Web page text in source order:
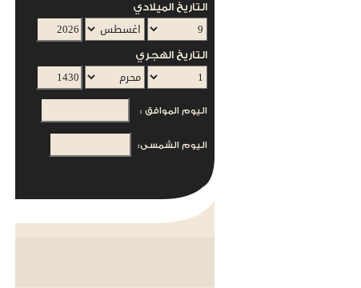
التاريخ الميلادي
التاريخ الهجري
اليوم الموافق :
اليوم الشمسى: